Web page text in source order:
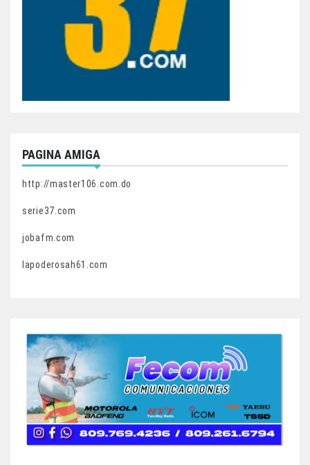
PAGINA AMIGA
http://master106.com.do
serie37.com
jobafm.com
lapoderosah61.com